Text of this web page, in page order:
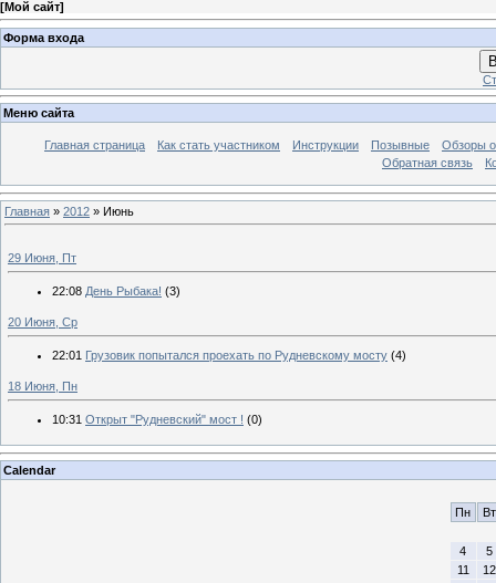
[Мой сайт]
Форма входа
Меню сайта
Главная страница Как стать участником Инструкции Позывные
Обзоры
Обратная связь
Главная » 2012 » Июнь
29 Июня, Пт
22:08 День Рыбака! (3)
20 Июня, Ср
22:01 Грузовик попытался проехать по Рудневскому мосту (4)
18 Июня, Пн
10:31 Открыт "Рудневский" мост ! (0)
Calendar
Пн Вт
4
5
11
12